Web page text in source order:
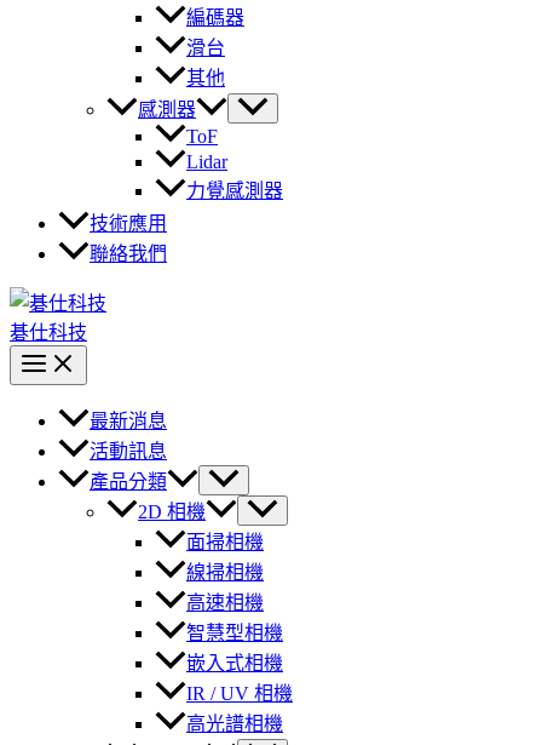
編碼器
滑台
其他
感測器
ToF
Lidar
力覺感測器
技術應用
聯絡我們
碁仕科技
最新消息
活動訊息
產品分類
2D 相機
面掃相機
線掃相機
高速相機
智慧型相機
嵌入式相機
IR / UV 相機
高光譜相機